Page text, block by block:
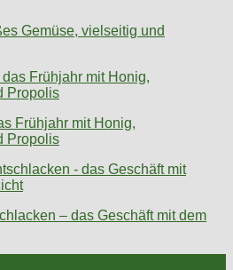
Gemüse, vielseitig und
Frühjahr mit Honig,
Propolis
– das Geschäft mit dem